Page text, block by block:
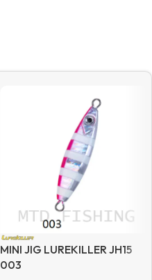
MINI JIG LUREKILLER JH15
003